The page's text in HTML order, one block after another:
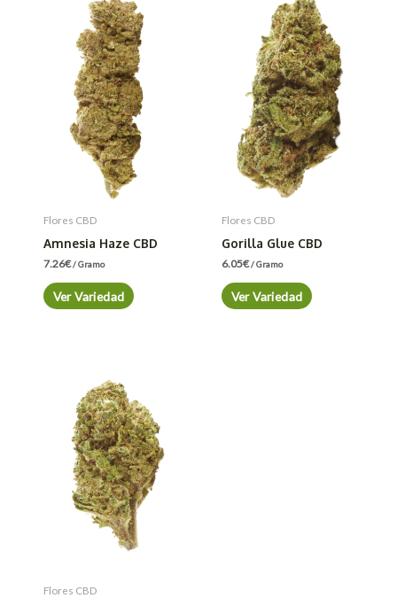
Flores CBD
Amnesia Haze CBD
7.26€/ Gramo
Ver Variedad
Flores CBD
Gorilla Glue CBD
6.05€/ Gramo
Ver Variedad
Flores CBD